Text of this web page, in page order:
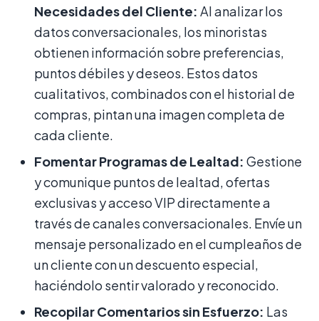
Necesidades del Cliente: Al analizar los
datos conversacionales, los minoristas
obtienen información sobre preferencias,
puntos débiles y deseos. Estos datos
cualitativos, combinados con el historial de
compras, pintan una imagen completa de
cada cliente.
Fomentar Programas de Lealtad: Gestione
y comunique puntos de lealtad, ofertas
exclusivas y acceso VIP directamente a
través de canales conversacionales. Envíe un
mensaje personalizado en el cumpleaños de
un cliente con un descuento especial,
haciéndolo sentir valorado y reconocido.
Recopilar Comentarios sin Esfuerzo: Las